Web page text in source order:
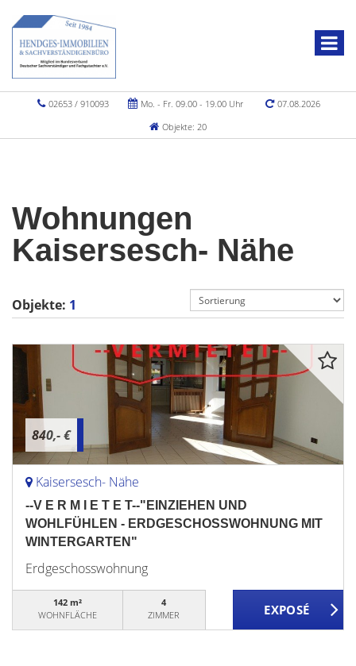
02653 / 910093 Mo. - Fr. 09.00 - 19.00 Uhr
07.08.2026
Objekte: 20
Wohnungen
Kaisersesch- Nähe
Objekte: 1
840,- €
Kaisersesch- Nähe
--V E R M I E T E T--"EINZIEHEN UND
WOHLFÜHLEN - ERDGESCHOSSWOHNUNG MIT
WINTERGARTEN"
Erdgeschosswohnung
142 m²
WOHNFLÄCHE
4
ZIMMER